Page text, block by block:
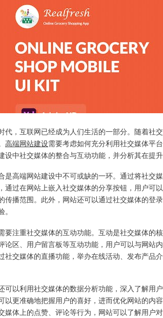
代，互联网已经成为人们生活的一部分。随着社
高端网站建设需要考虑如何充分利用社交媒体平
设中社交媒体的整合与互动功能，并分析其在提
是高端网站建设中不可或缺的一环。通过将社交
通过在网站上嵌入社交媒体的分享按钮，用户可
传播范围。此外，网站还可以通过社交媒体的登
要注重社交媒体的互动功能。互动是社交媒体的
论区、用户留言板等互动功能，用户可以与网站
社交媒体的直播功能，举办在线活动、发布产品
可以利用社交媒体的数据分析功能，深入了解用
以更准确地把握用户的喜好，进而优化网站的内
媒体上的点赞、评论等行为，网站可以了解用户